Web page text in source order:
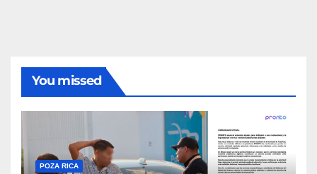
You missed
POZA RICA